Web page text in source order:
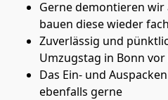
Gerne demontieren
bauen diese wieder
Zuverlässig und
Umzugstag in Bonn
Das Ein- und
ebenfalls gerne